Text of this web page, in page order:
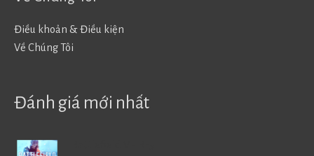
Điều khoản & Điều kiện
Về Chúng Tôi
Đánh giá mới nhất